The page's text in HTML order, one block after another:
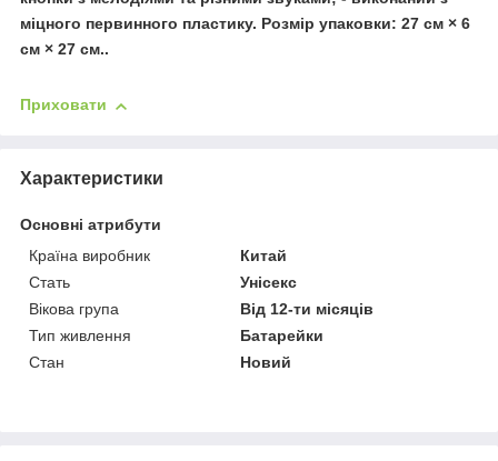
міцного первинного пластику. Розмір упаковки: 27 см × 6
см × 27 см..
Приховати
Характеристики
Основні атрибути
Країна виробник
Китай
Стать
Унісекс
Вікова група
Від 12-ти місяців
Тип живлення
Батарейки
Стан
Новий